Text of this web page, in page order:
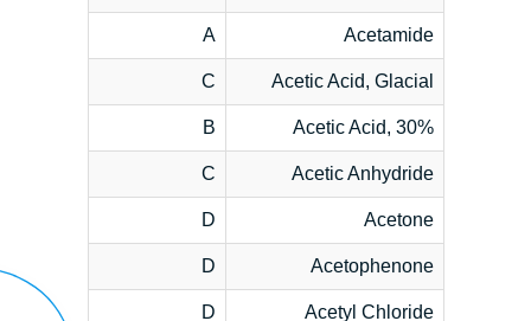
Acetamide
A
Acetic Acid, Glacial
C
Acetic Acid, 30%
B
Acetic Anhydride
C
Acetone
D
Acetophenone
D
Acetyl Chloride
D